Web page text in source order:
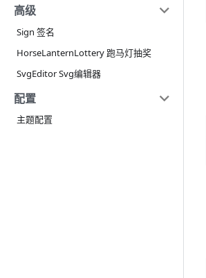
高级
Sign 签名
HorseLanternLottery 跑马灯抽奖
SvgEditor Svg编辑器
配置
主题配置